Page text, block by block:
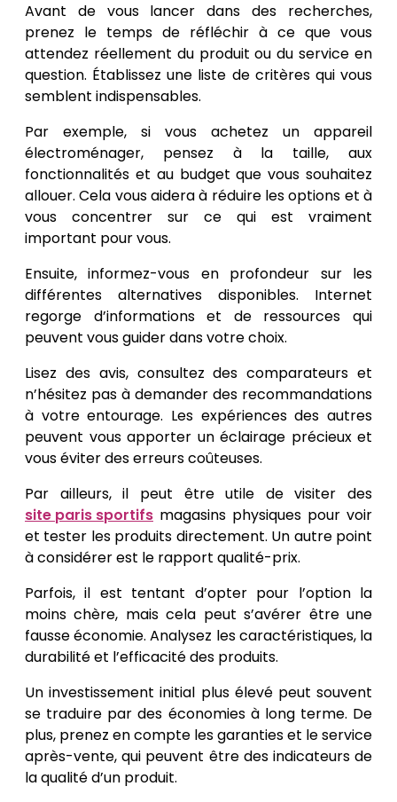
Avant de vous lancer dans des recherches,
prenez le temps de réfléchir à ce que vous
attendez réellement du produit ou du service en
question. Établissez une liste de critères qui vous
semblent indispensables.
Par exemple, si vous achetez un appareil
électroménager, pensez à la taille, aux
fonctionnalités et au budget que vous souhaitez
allouer. Cela vous aidera à réduire les options et à
vous concentrer sur ce qui est vraiment
important pour vous.
Ensuite, informez-vous en profondeur sur les
différentes alternatives disponibles. Internet
regorge d’informations et de ressources qui
peuvent vous guider dans votre choix.
Lisez des avis, consultez des comparateurs et
n’hésitez pas à demander des recommandations
à votre entourage. Les expériences des autres
peuvent vous apporter un éclairage précieux et
vous éviter des erreurs coûteuses.
Par ailleurs, il peut être utile de visiter des
site paris sportifs magasins physiques pour voir
et tester les produits directement. Un autre point
à considérer est le rapport qualité-prix.
Parfois, il est tentant d’opter pour l’option la
moins chère, mais cela peut s’avérer être une
fausse économie. Analysez les caractéristiques, la
durabilité et l’efficacité des produits.
Un investissement initial plus élevé peut souvent
se traduire par des économies à long terme. De
plus, prenez en compte les garanties et le service
après-vente, qui peuvent être des indicateurs de
la qualité d’un produit.